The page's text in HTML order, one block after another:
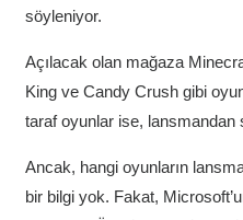
söyleniyor.
Açılacak olan mağaza
King ve Candy Crush gibi
taraf oyunlar ise, lansmandan
Ancak, hangi oyunların
bir bilgi yok. Fakat,